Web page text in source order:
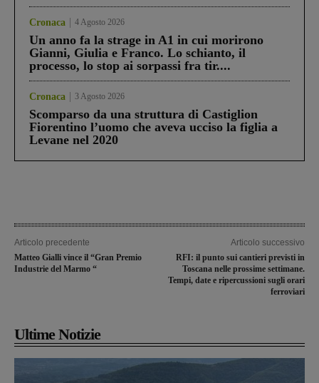
Cronaca 4 Agosto 2026
Un anno fa la strage in A1 in cui morirono
Gianni, Giulia e Franco. Lo schianto, il
processo, lo stop ai sorpassi fra tir....
Cronaca 3 Agosto 2026
Scomparso da una struttura di Castiglion
Fiorentino l’uomo che aveva ucciso la figlia a
Levane nel 2020
Articolo precedente
Matteo Gialli vince il “Gran Premio
Industrie del Marmo “
Articolo successivo
RFI: il punto sui cantieri previsti in
Toscana nelle prossime settimane.
Tempi, date e ripercussioni sugli orari
ferroviari
Ultime Notizie